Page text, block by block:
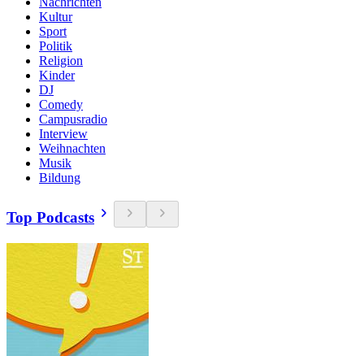
Kultur
Sport
Politik
Religion
Kinder
DJ
Comedy
Campusradio
Interview
Weihnachten
Musik
Bildung
Top Podcasts